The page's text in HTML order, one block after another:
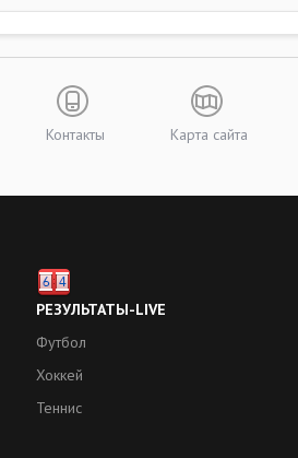
Контакты Карта сайта
РЕЗУЛЬТАТЫ-LIVE
Футбол
Хоккей
Теннис